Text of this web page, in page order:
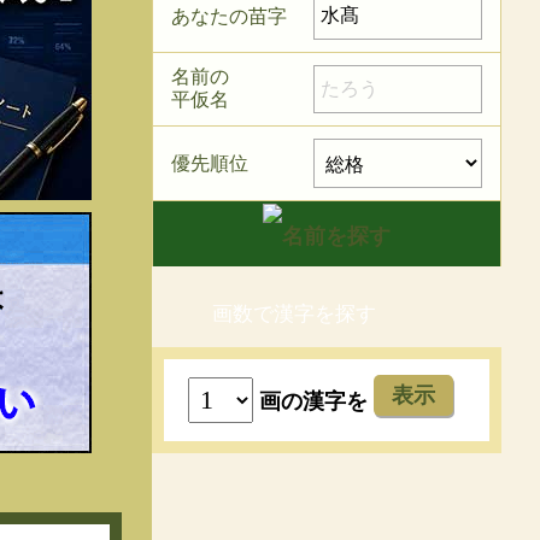
あなたの苗字
名前の
平仮名
優先順位
画数で漢字を探す
画の漢字を 表示